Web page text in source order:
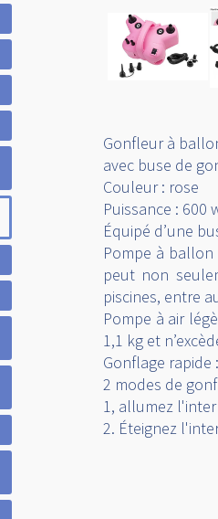
Gonfleur à
avec buse de
Couleur : rose
Puissance : 600
Équipé d’une
Pompe à
peut non
piscines, entre
Pompe à air
1,1 kg et
Gonflage
2 modes de
1, allumez
2. Éteignez